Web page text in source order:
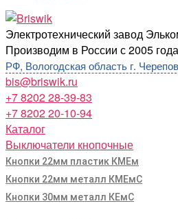
Briswik
Электротехнический завод
Производим в России с 2005 года
РФ, Вологодская область г.
bis@briswik.ru
+7 8202 28-39-83
+7 8202 20-10-94
Каталог
Выключатели кнопочные
Кнопки 22мм пластик КМЕм
Кнопки 22мм металл КМЕмС
Кнопки 30мм металл КЕмС